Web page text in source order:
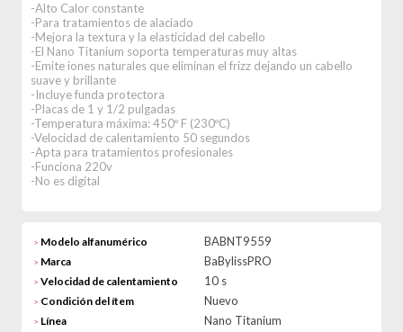
-Alto Calor constante
-Para tratamientos de alaciado
-Mejora la textura y la elasticidad del cabello
-El Nano Titanium soporta temperaturas muy altas
-Emite iones naturales que eliminan el frizz dejando un cabello
suave y brillante
-Incluye funda protectora
-Placas de 1 y 1/2 pulgadas
-Temperatura máxima: 450º F (230ºC)
-Velocidad de calentamiento 50 segundos
-Apta para tratamientos profesionales
-Funciona 220v
-No es digital
> Modelo alfanumérico BABNT9559
> Marca BaBylissPRO
> Velocidad de calentamiento 10 s
> Condición del ítem Nuevo
> Línea Nano Titanium